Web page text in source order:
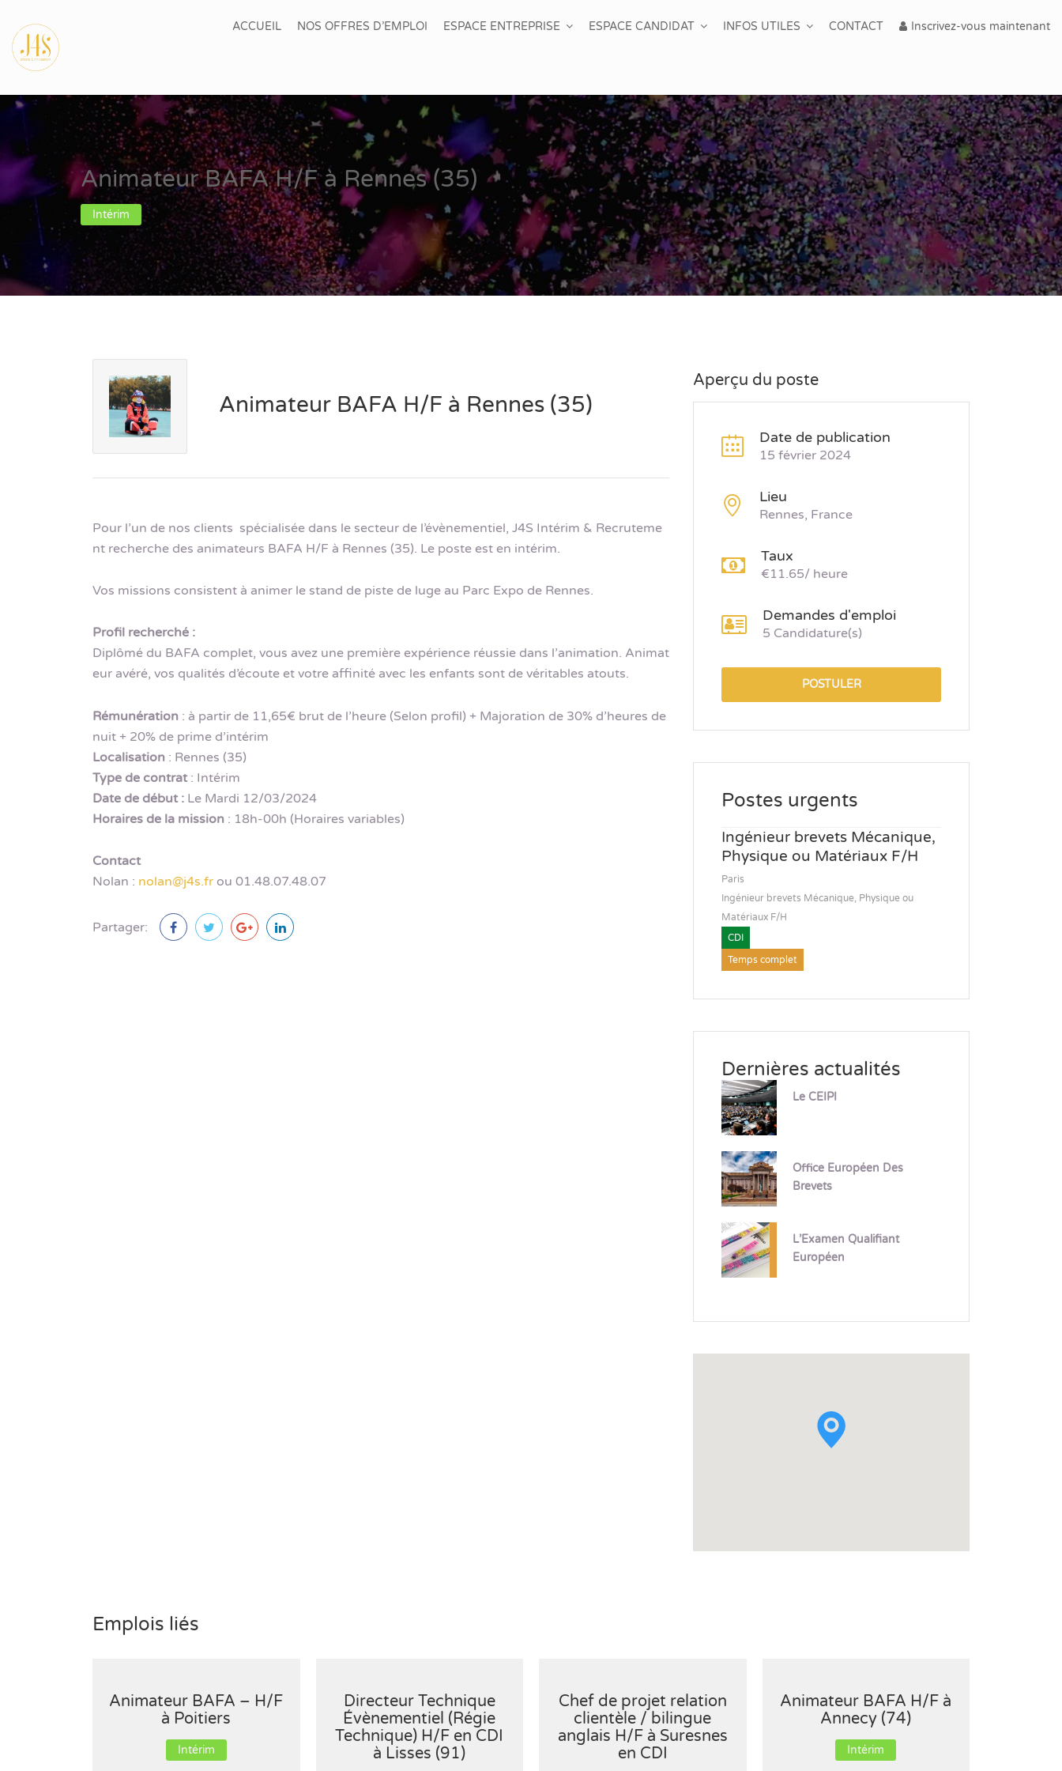
Inscrivez-vous maintenant
ACCUEIL NOS OFFRES D’EMPLOI ESPACE ENTREPRISE ESPACE CANDIDAT INFOS UTILES CONTACT
Animateur BAFA H/F à Rennes (35)
Intérim
Animateur BAFA H/F à Rennes (35)
Pour l’un de nos clients spécialisée dans le secteur de l’évènementiel, J4S Intérim & Recruteme
nt recherche des animateurs BAFA H/F à Rennes (35). Le poste est en intérim.
Vos missions consistent à animer le stand de piste de luge au Parc Expo de Rennes.
Profil recherché :
Diplômé du BAFA complet, vous avez une première expérience réussie dans l’animation. Animat
eur avéré, vos qualités d’écoute et votre affinité avec les enfants sont de véritables atouts.
Rémunération : à partir de 11,65€ brut de l’heure (Selon profil) + Majoration de 30% d’heures de
nuit + 20% de prime d’intérim
Localisation : Rennes (35)
Type de contrat: Intérim
Date de début : Le Mardi 12/03/2024
Horaires de la mission : 18h-00h (Horaires variables)
Contact
Nolan : nolan@j4s.fr ou 01.48.07.48.07
Partager:
Aperçu du poste
Date de publication
15 février 2024
Lieu
Rennes, France
Taux
€11.65/ heure
Demandes d'emploi
5 Candidature(s)
POSTULER
Postes urgents
Ingénieur brevets Mécanique,
Physique ou Matériaux F/H
Paris
Ingénieur brevets Mécanique, Physique ou
Matériaux F/H
CDI
Temps complet
Dernières actualités
Le CEIPI
Office Européen Des
Brevets
L’Examen Qualifiant
Européen
Emplois liés
Animateur BAFA – H/F
à Poitiers
Intérim
Directeur Technique
Évènementiel (Régie
Technique) H/F en CDI
à Lisses (91)
Chef de projet relation
clientèle / bilingue
anglais H/F à Suresnes
en CDI
Animateur BAFA H/F à
Annecy (74)
Intérim